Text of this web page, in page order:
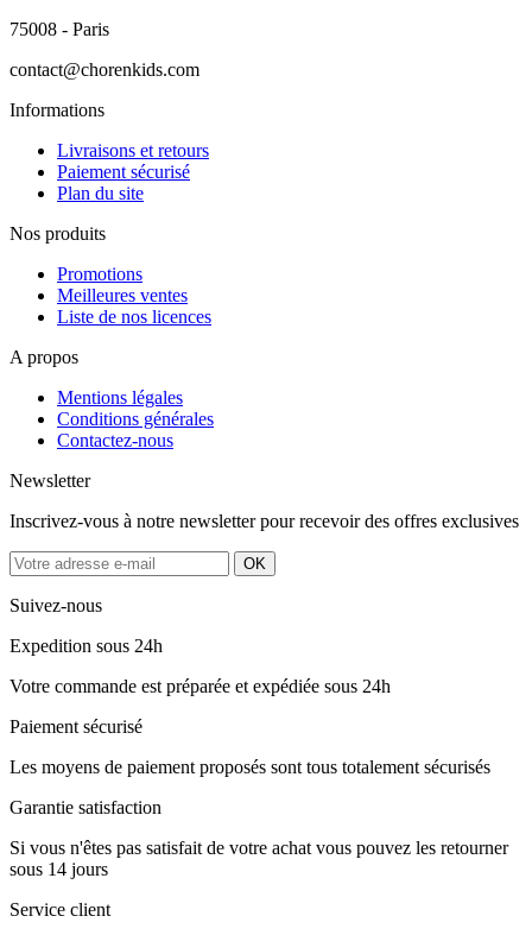
75008 - Paris
contact@chorenkids.com
Informations
Livraisons et retours
Paiement sécurisé
Plan du site
Nos produits
Promotions
Meilleures ventes
Liste de nos licences
A propos
Mentions légales
Conditions générales
Contactez-nous
Newsletter
Inscrivez-vous à notre newsletter pour recevoir des offres exclusives
Suivez-nous
Expedition sous 24h
Votre commande est préparée et expédiée sous 24h
Paiement sécurisé
Les moyens de paiement proposés sont tous totalement sécurisés
Garantie satisfaction
Si vous n'êtes pas satisfait de votre achat vous pouvez les retourner
sous 14 jours
Service client